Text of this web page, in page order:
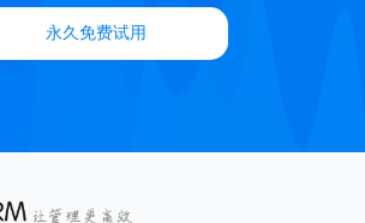
永久免费试用